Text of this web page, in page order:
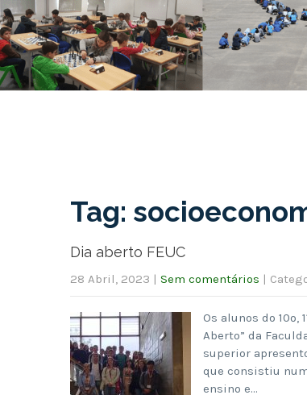
Tag:
Dia aberto FEUC
28 Abril, 2023 | Sem comentários |
Os alunos do 10º,
Aberto” da
superior
que consistiu
ensino e…